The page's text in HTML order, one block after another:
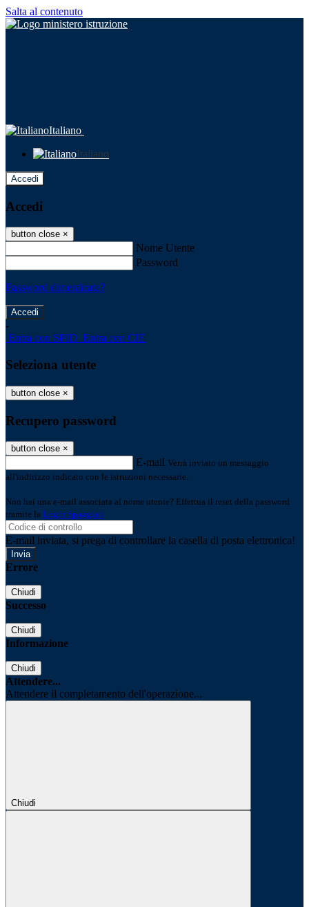
Salta al contenuto
Italiano
Italiano
Accedi
Accedi
button close ×
Nome Utente
Password
Password dimenticata?
-
Entra con SPID Entra con CIE
Seleziona utente
button close ×
Recupero password
button close ×
E-mail Verrà inviato un messaggio
all'indirizzo indicato con le istruzioni necessarie.
Non hai una e-mail associata al nome utente? Effettua il reset della password
tramite la Login Spaggiari
E-mail inviata, si prega di controllare la casella di posta elettronica!
Errore
Chiudi
Successo
Chiudi
Informazione
Chiudi
Attendere...
Attendere il completamento dell'operazione...
Chiudi